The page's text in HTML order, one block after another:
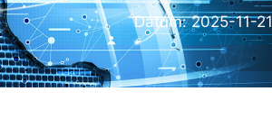
Dátum:2025-11-21